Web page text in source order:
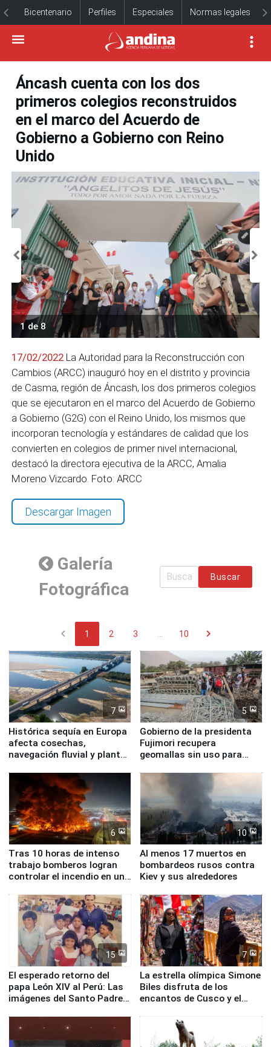
Bicentenario Perfiles Especiales Normas legales
Áncash cuenta con los dos
primeros colegios reconstruidos
en el marco del Acuerdo de
Gobierno a Gobierno con Reino
Unido
1 de 8
17/02/2022 La Autoridad para la Reconstrucción con
Cambios (ARCC) inauguró hoy en el distrito y provincia
de Casma, región de Áncash, los dos primeros colegios
que se ejecutaron en el marco del Acuerdo de Gobierno
a Gobierno (G2G) con el Reino Unido, los mismos que
incorporan tecnología y estándares de calidad que los
convierten en colegios de primer nivel internacional,
destacó la directora ejecutiva de la ARCC, Amalia
Moreno Vizcardo. Foto: ARCC
Descargar Imagen
Galería
Fotográfica
Buscar
chevron_left 1 2 3 10 chevron_right
7
Histórica sequía en Europa
afecta cosechas,
navegación fluvial y plantas
5
Gobierno de la presidenta
Fujimori recupera
geomallas sin uso para
Fenómeno El Niño
6
Tras 10 horas de intenso
trabajo bomberos logran
controlar el incendio en una
de Chile
10
Al menos 17 muertos en
bombardeos rusos contra
Kiev y sus alrededores
15
El esperado retorno del
papa León XIV al Perú: Las
imágenes del Santo Padre
7
La estrella olímpica Simone
Biles disfruta de los
encantos de Cusco y el